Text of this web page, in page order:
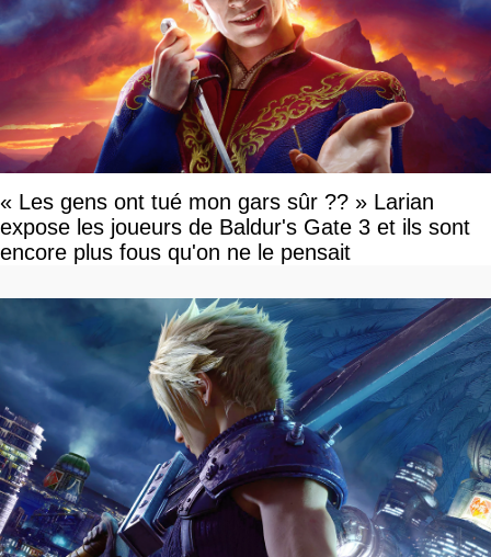
« Les gens ont tué mon gars sûr ?? » Larian
expose les joueurs de Baldur's Gate 3 et ils sont
encore plus fous qu'on ne le pensait